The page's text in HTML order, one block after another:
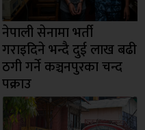
नेपाली सेनामा भर्ती
गराइदिने भन्दै दुई लाख बढी
ठगी गर्ने कञ्चनपुरका चन्द
पक्राउ